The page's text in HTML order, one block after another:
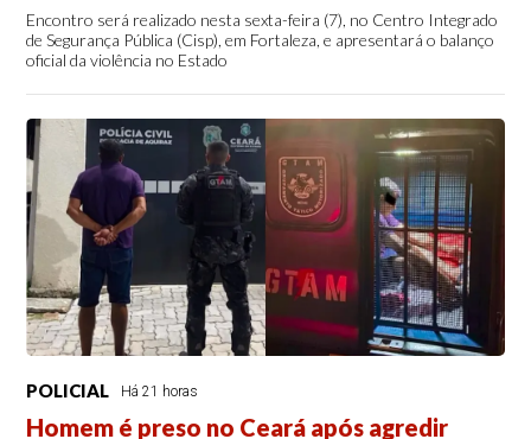
Encontro será realizado nesta sexta-feira (7), no Centro Integrado
de Segurança Pública (Cisp), em Fortaleza, e apresentará o balanço
oficial da violência no Estado
POLICIAL Há 21 horas
Homem é preso no Ceará após agredir